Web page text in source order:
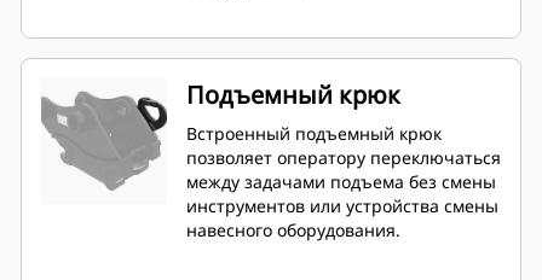
Подъемный крюк
Встроенный подъемный крюк
позволяет оператору переключаться
между задачами подъема без смены
инструментов или устройства смены
навесного оборудования.